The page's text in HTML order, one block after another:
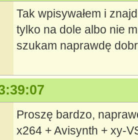
Tak wpisywałem i
tylko na dole albo nie
szukam naprawdę
Proszę bardzo,
x264 + Avisynth + xy-